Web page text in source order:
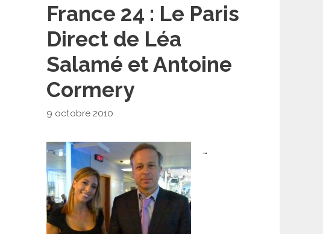
France 24 : Le Paris
Direct de Léa
Salamé et Antoine
Cormery
9 octobre 2010
…